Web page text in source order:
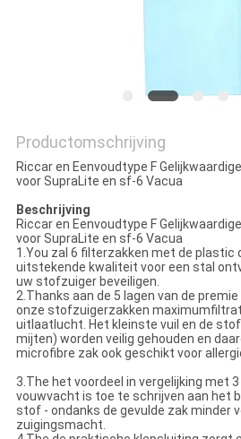
Productomschrijving
Riccar en Eenvoudtype F
voor SupraLite en sf-6 Vacua
Beschrijving
Riccar en Eenvoudtype F
voor SupraLite en sf-6 Vacua
1.You zal 6 filterzakken met de plastic
uitstekende kwaliteit voor een stal
uw stofzuiger beveiligen.
2.Thanks aan de 5 lagen van de
onze stofzuigerzakken
uitlaatlucht. Het kleinste vuil en de
mijten) worden veilig gehouden en
microfibre zak ook geschikt voor
3.The het voordeel in vergelijking met
vouwvacht is toe te schrijven aan het
stof - ondanks de gevulde zak minder
zuigingsmacht.